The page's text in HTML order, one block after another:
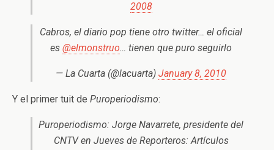
2008
Cabros, el diario pop tiene otro twitter… el oficial
es @elmonstruo… tienen que puro seguirlo
— La Cuarta (@lacuarta) January 8, 2010
Y el primer tuit de Puroperiodismo:
Puroperiodismo: Jorge Navarrete, presidente del
CNTV en Jueves de Reporteros: Artículos